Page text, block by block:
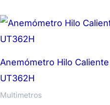
Anemómetro Hilo Caliente
UT362H
Multimetros